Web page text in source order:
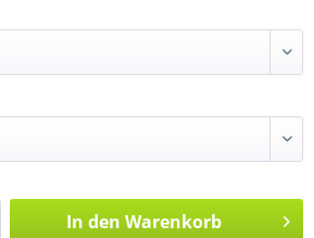
In den Warenkorb